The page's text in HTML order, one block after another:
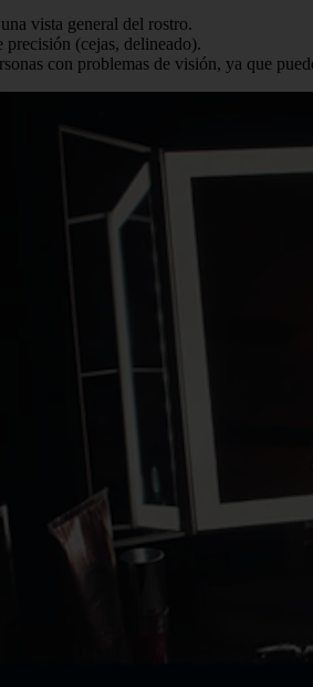
vista general del rostro.
precisión (cejas, delineado).
con problemas de visión, ya que